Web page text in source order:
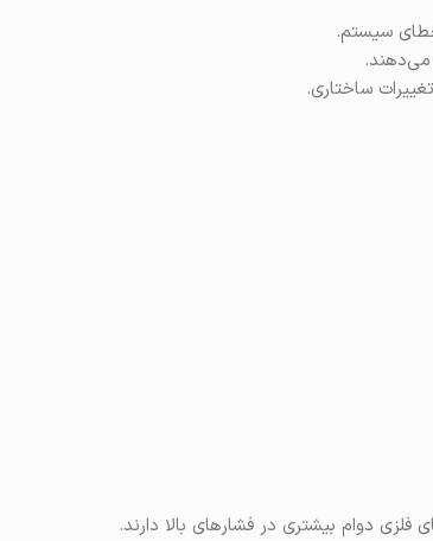
سیستم.
می‌دهند.
ساختاری.
دوام بیشتری در فشارهای بالا دارند.